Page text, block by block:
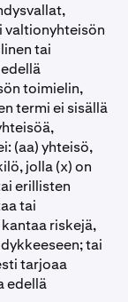
valtionyhteisön
tai
toimielin,
termi ei sisällä
(aa) yhteisö,
jolla (x) on
erillisten
tai
riskejä,
tai
tarjoaa
edellä